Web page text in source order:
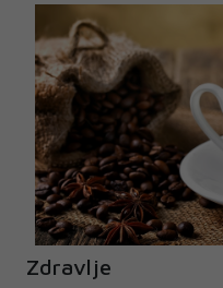
Zdravlje